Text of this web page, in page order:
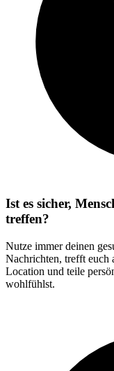
Ist es sicher,
treffen?
Nutze immer deinen
Nachrichten, trefft euch
Location und teile
wohlfühlst.